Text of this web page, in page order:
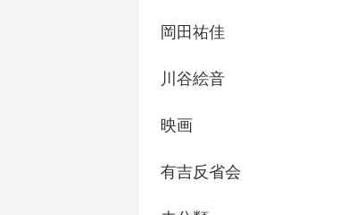
岡田祐佳
川谷絵音
映画
有吉反省会